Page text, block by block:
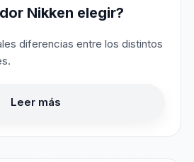
Nikken elegir?
diferencias entre los distintos
Leer más